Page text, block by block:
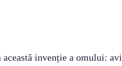
invenție a omului: